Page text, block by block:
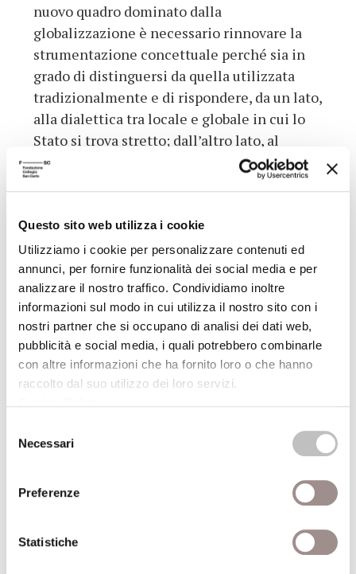
Questo sito web utilizza i cookie
Utilizziamo i cookie per personalizzare contenuti ed
annunci, per fornire funzionalità dei social media e per
analizzare il nostro traffico. Condividiamo inoltre
informazioni sul modo in cui utilizza il nostro sito con i
nostri partner che si occupano di analisi dei dati web,
pubblicità e social media, i quali potrebbero combinarle
con altre informazioni che ha fornito loro o che hanno
raccolto dal suo utilizzo dei loro servizi.
delNecessari
Preferenze
Statistiche
nuovo quadro dominato dalla
globalizzazione è necessario rinnovare la
strumentazione concettuale perché sia in
grado di distinguersi da quella utilizzata
tradizionalmente e di rispondere, da un lato,
alla dialettica tra locale e globale in cui lo
Stato si trova stretto; dall’altro lato, al
riposizionamento di categorie e questioni –
non ultime quelle di identità, comunità e
radicalmente modificate dall’avvento di
nuove forme di vita e di lavoro.
Riepilogo
Anno
accademico
2009-2010
attestati di partecipazione.